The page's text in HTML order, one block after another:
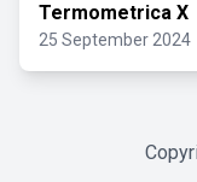
Termometrica X
25 September 2024